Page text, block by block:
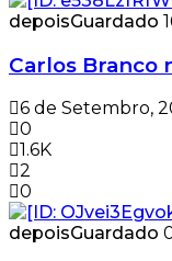
depoisGuardado
Carlos Branco
6 de Setembro,
0
1.6K
2
0
depoisGuardado